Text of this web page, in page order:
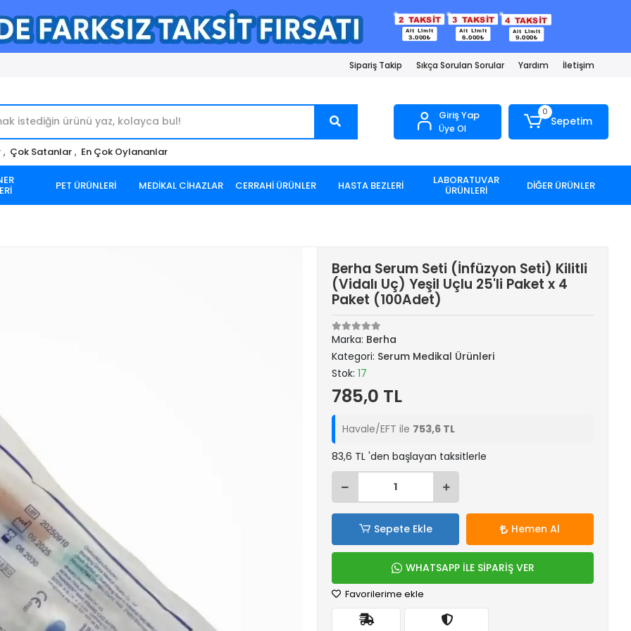
Sipariş Takip Sıkça Sorulan Sorular Yardım İletişim
, Çok Satanlar , En Çok Oylananlar
Giriş Yap
Üye Ol
0
Sepetim
PET ÜRÜNLERİ MEDİKAL CİHAZLAR CERRAHİ ÜRÜNLER HASTA BEZLERİ LABORATUVAR
ÜRÜNLERİ DİĞER ÜRÜNLER
Berha Serum Seti (İnfüzyon Seti) Kilitli
(Vidalı Uç) Yeşil Uçlu 25'li Paket x 4
Paket (100Adet)
Marka: Berha
Kategori: Serum Medikal Ürünleri
Stok:17
785,0 TL
Havale/EFT ile 753,6 TL
83,6 TL 'den başlayan taksitlerle
Sepete Ekle Hemen Al
WHATSAPP İLE SİPARİŞ VER
Favorilerime ekle